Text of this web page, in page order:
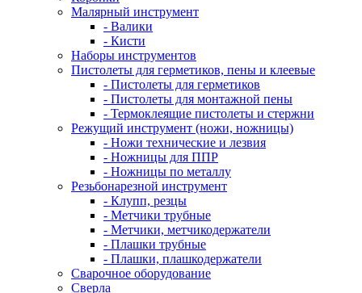
Малярный инструмент
- Валики
- Кисти
Наборы инструментов
Пистолеты для герметиков, пены и клеевые
- Пистолеты для герметиков
- Пистолеты для монтажной пены
- Термоклеящие пистолеты и стержни
Режущий инструмент (ножи, ножницы)
- Ножи технические и лезвия
- Ножницы для ППР
- Ножницы по металлу
Резьбонарезной инструмент
- Клупп, резцы
- Метчики трубные
- Метчики, метчикодержатели
- Плашки трубные
- Плашки, плашкодержатели
Сварочное оборудование
Сверла